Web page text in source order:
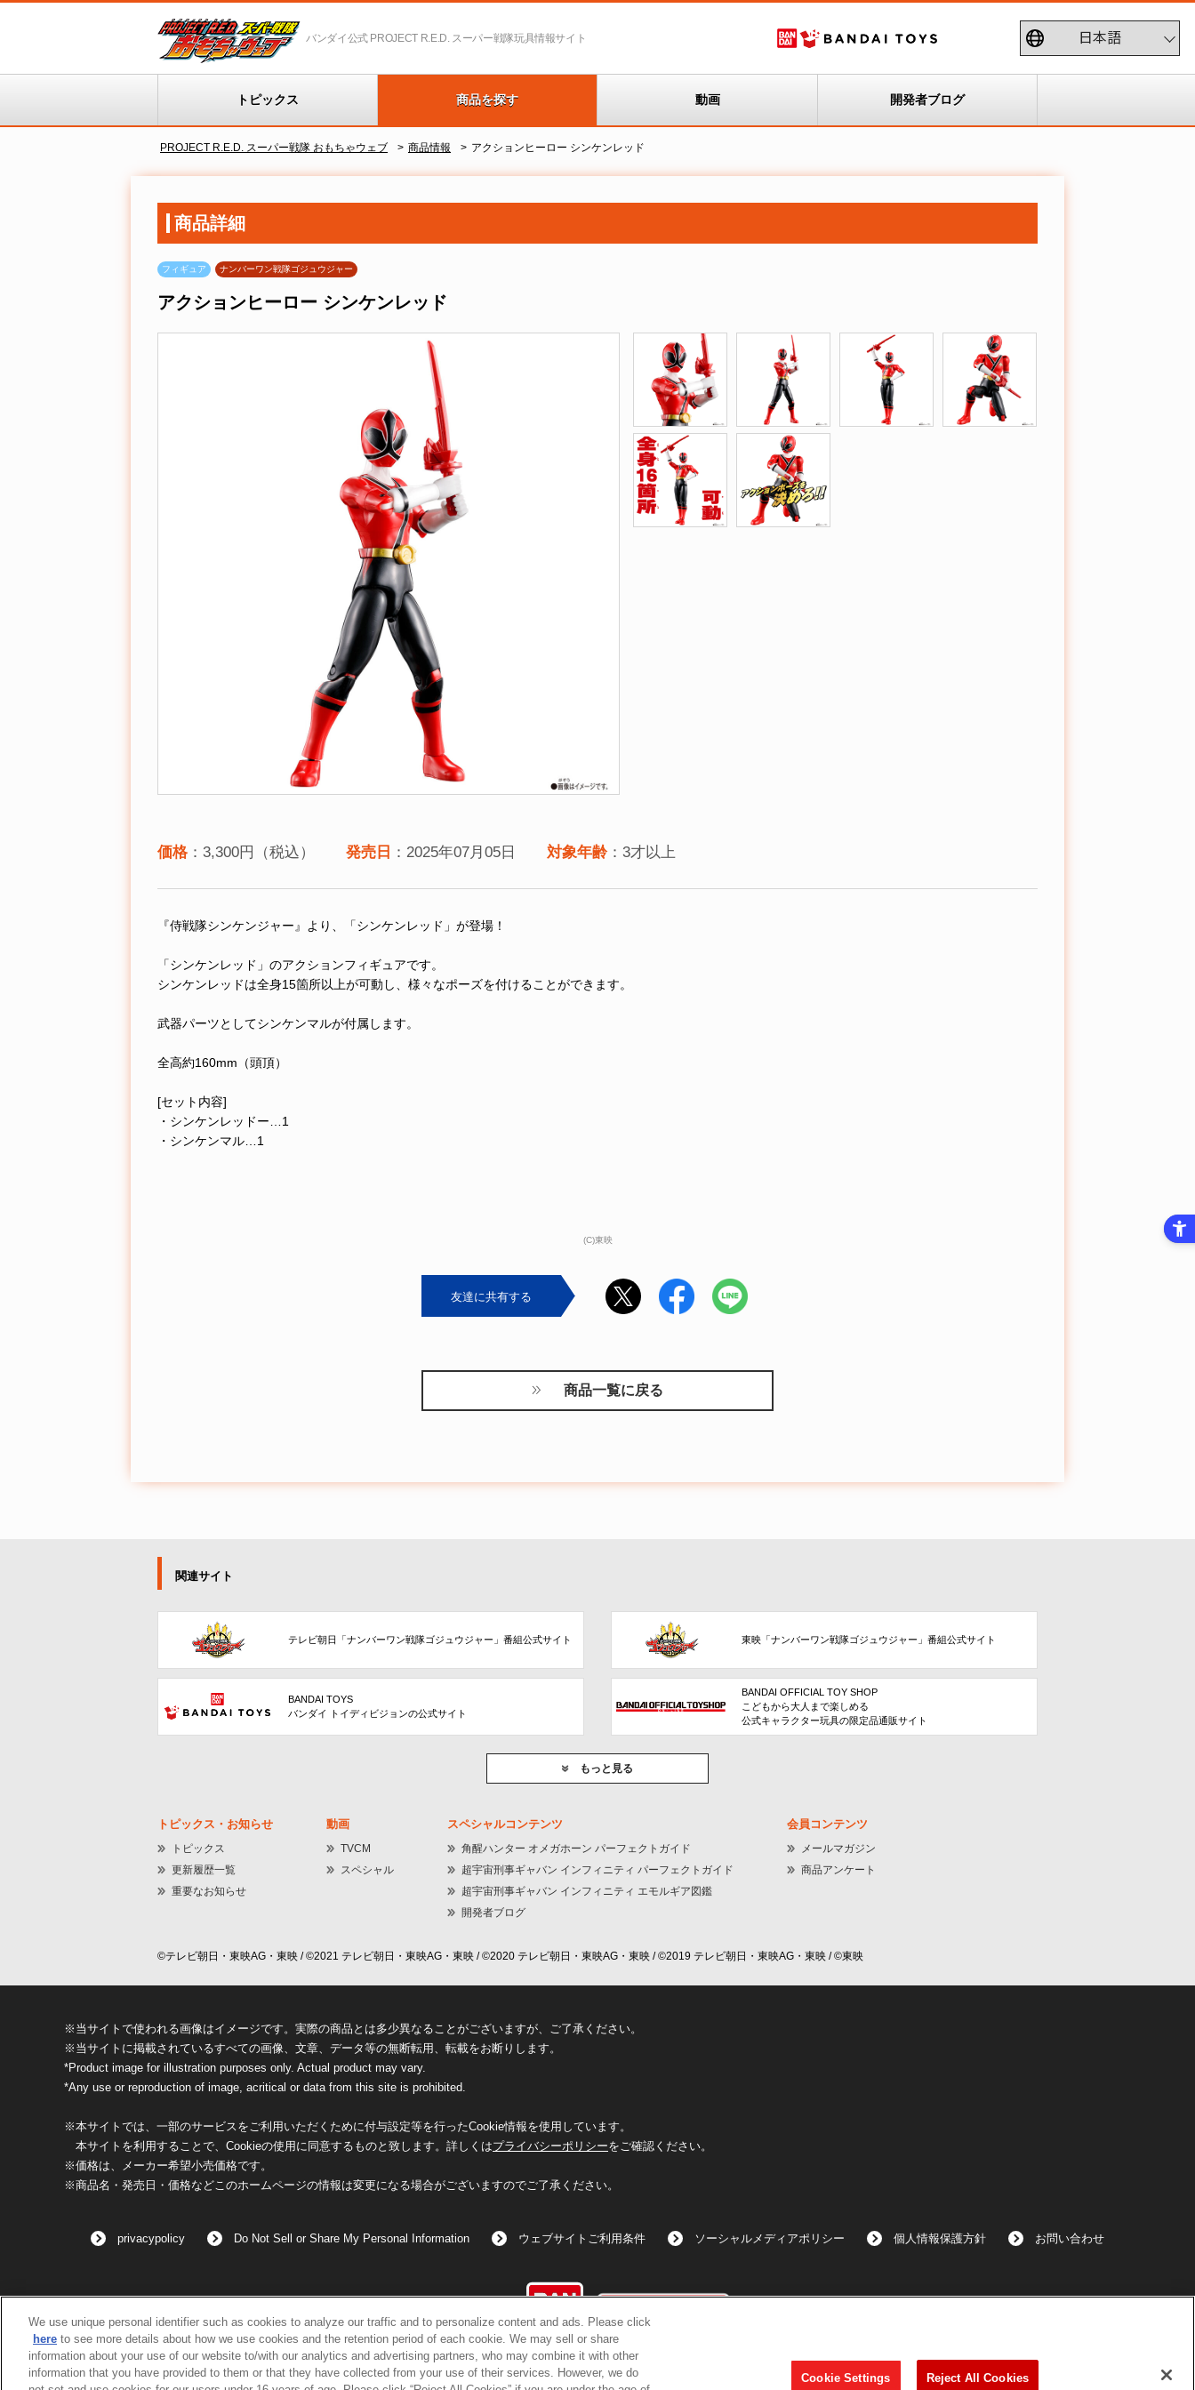
バンダイ公式 PROJECT R.E.D. スーパー戦隊玩具情報サイト
トピックス 商品を探す 動画 開発者ブログ
PROJECT R.E.D. スーパー戦隊 おもちゃウェブ 商品情報 アクションヒーロー シンケンレッド
商品詳細
フィギュア ナンバーワン戦隊ゴジュウジャー
アクションヒーロー シンケンレッド
価格 ：3,300円（税込） 発売日 ：2025年07月05日 対象年齢：3才以上
『侍戦隊シンケンジャー』より、「シンケンレッド」が登場！
「シンケンレッド」のアクションフィギュアです。
シンケンレッドは全身15箇所以上が可動し、様々なポーズを付けることができます。
武器パーツとしてシンケンマルが付属します。
全高約160mm（頭頂）
[セット内容]
・シンケンレッドー…1
・シンケンマル…1
(C)東映
友達に共有する
商品一覧に戻る
関連サイト
テレビ朝日「ナンバーワン戦隊ゴジュウジャー」番組公式サイト 東映「ナンバーワン戦隊ゴジュウジャー」番組公式サイト
BANDAI TOYS
バンダイ トイディビジョンの公式サイト
BANDAI OFFICIAL TOY SHOP
こどもから大人まで楽しめる
公式キャラクター玩具の限定品通販サイト
もっと見る
トピックス・お知らせ
トピックス
更新履歴一覧
重要なお知らせ
動画
TVCM
スペシャル
スペシャルコンテンツ
角醒ハンター オメガホーン パーフェクトガイド
超宇宙刑事ギャバン インフィニティ パーフェクトガイド
超宇宙刑事ギャバン インフィニティ エモルギア図鑑
開発者ブログ
会員コンテンツ
メールマガジン
商品アンケート
©テレビ朝日・東映AG・東映 / ©2021 テレビ朝日・東映AG・東映 / ©2020 テレビ朝日・東映AG・東映 / ©2019 テレビ朝日・東映AG・東映 / ©東映
※当サイトで使われる画像はイメージです。実際の商品とは多少異なることがございますが、ご了承ください。
※当サイトに掲載されているすべての画像、文章、データ等の無断転用、転載をお断りします。
*Product image for illustration purposes only. Actual product may vary.
*Any use or reproduction of image, acritical or data from this site is prohibited.
※本サイトでは、一部のサービスをご利用いただくために付与設定等を行ったCookie情報を使用しています。
本サイトを利用することで、Cookieの使用に同意するものと致します。詳しくはプライバシーポリシーをご確認ください。
※価格は、メーカー希望小売価格です。
※商品名・発売日・価格などこのホームページの情報は変更になる場合がございますのでご了承ください。
privacypolicy Do Not Sell or Share My Personal Information ウェブサイトご利用条件 ソーシャルメディアポリシー 個人情報保護方針 お問い合わせ
We use unique personal identifier such as cookies to analyze our traffic and to personalize content and ads. Please click
here to see more details about how we use cookies and the retention period of each cookie. We may sell or share
information about your use of our website to/with our analytics and advertising partners, who may combine it with other
information that you have provided to them or that they have collected from your use of their services. However, we do
Cookie Settings Reject All Cookies